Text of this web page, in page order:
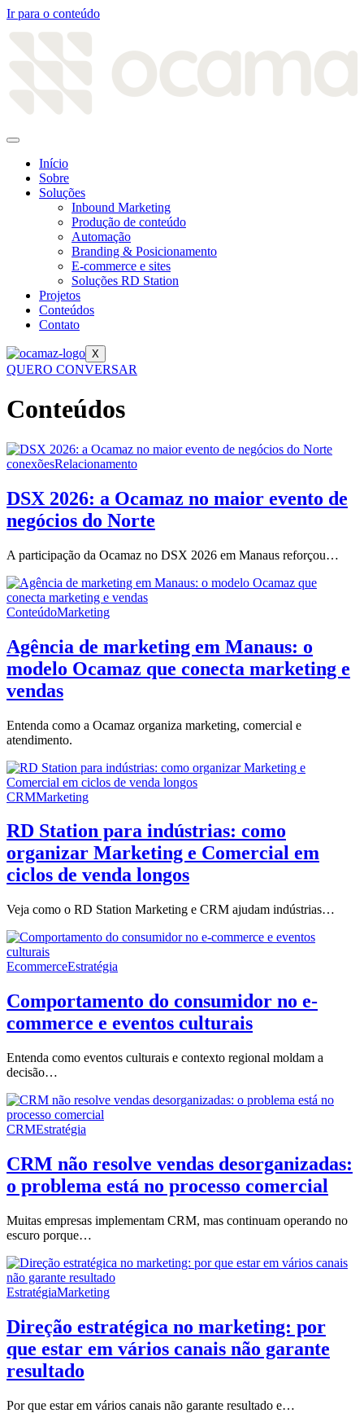
Ir para o conteúdo
Início
Sobre
Soluções
Inbound Marketing
Produção de conteúdo
Automação
Branding & Posicionamento
E-commerce e sites
Soluções RD Station
Projetos
Conteúdos
Contato
X
QUERO CONVERSAR
Conteúdos
conexõesRelacionamento
DSX 2026: a Ocamaz no maior evento de
negócios do Norte
A participação da Ocamaz no DSX 2026 em Manaus reforçou…
ConteúdoMarketing
Agência de marketing em Manaus: o
modelo Ocamaz que conecta marketing e
vendas
Entenda como a Ocamaz organiza marketing, comercial e
atendimento.
CRMMarketing
RD Station para indústrias: como
organizar Marketing e Comercial em
ciclos de venda longos
Veja como o RD Station Marketing e CRM ajudam indústrias…
EcommerceEstratégia
Comportamento do consumidor no e-
commerce e eventos culturais
Entenda como eventos culturais e contexto regional moldam a
decisão…
CRMEstratégia
CRM não resolve vendas desorganizadas:
o problema está no processo comercial
Muitas empresas implementam CRM, mas continuam operando no
escuro porque…
EstratégiaMarketing
Direção estratégica no marketing: por
que estar em vários canais não garante
resultado
Por que estar em vários canais não garante resultado e…